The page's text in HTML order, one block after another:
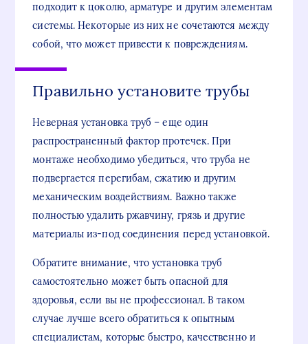
подходит к цоколю, арматуре и другим элементам
системы. Некоторые из них не сочетаются между
собой, что может привести к повреждениям.
Правильно установите трубы
Неверная установка труб – еще один
распространенный фактор протечек. При
монтаже необходимо убедиться, что труба не
подвергается перегибам, сжатию и другим
механическим воздействиям. Важно также
полностью удалить ржавчину, грязь и другие
материалы из-под соединения перед установкой.
Обратите внимание, что установка труб
самостоятельно может быть опасной для
здоровья, если вы не профессионал. В таком
случае лучше всего обратиться к опытным
специалистам, которые быстро, качественно и